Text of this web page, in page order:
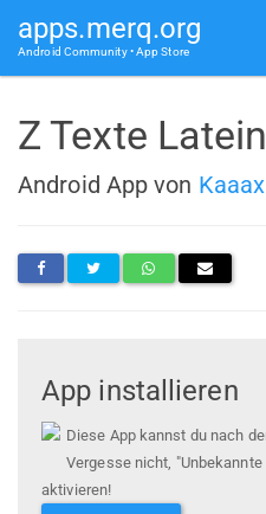
apps.merq.org
Android Community • App Store
Z Texte Latein
Android App von
App installieren
Diese App kannst du nach
Vergesse nicht,
aktivieren!